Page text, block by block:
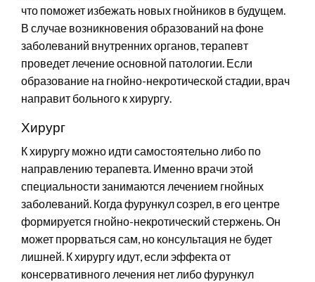
что поможет избежать новых гнойников в будущем.
В случае возникновения образований на фоне
заболеваний внутренних органов, терапевт
проведет лечение основной патологии. Если
образование на гнойно-некротической стадии, врач
направит больного к хирургу.
Хирург
К хирургу можно идти самостоятельно либо по
направлению терапевта. Именно врачи этой
специальности занимаются лечением гнойных
заболеваний. Когда фурункул созрел, в его центре
формируется гнойно-некротический стержень. Он
может прорваться сам, но консультация не будет
лишней. К хирургу идут, если эффекта от
консервативного лечения нет либо фурункул